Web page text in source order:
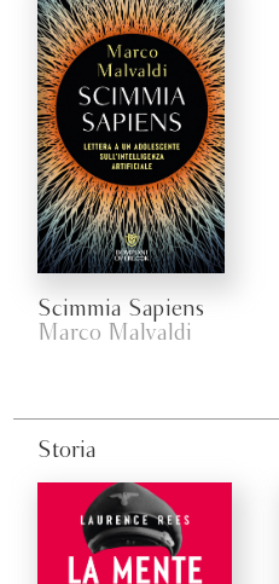
Scimmia Sapiens
Marco Malvaldi
Storia